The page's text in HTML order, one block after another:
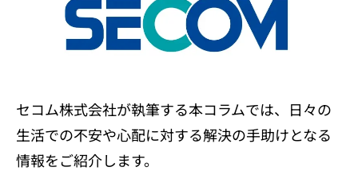
セコム株式会社が執筆する本コラムでは、日々の
生活での不安や心配に対する解決の手助けとなる
情報をご紹介します。